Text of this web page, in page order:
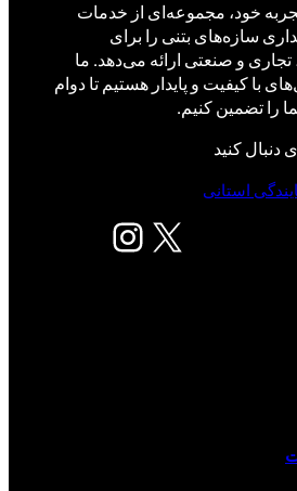
خود، مجموعه‌ای از خدمات
سازه‌های بتنی را برای
و صنعتی ارائه می‌دهد. ما
با کیفیت و پایدار هستیم تا دوام
را تضمین کنیم.
دنبال کنید
X اینستاگرم
استانی